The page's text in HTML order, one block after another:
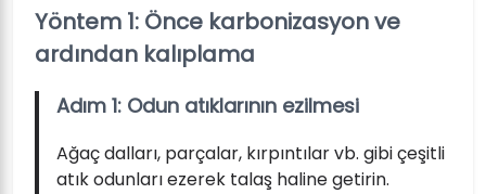
Yöntem 1: Önce karbonizasyon ve
ardından kalıplama
Adım 1: Odun atıklarının ezilmesi
Ağaç dalları, parçalar, kırpıntılar vb. gibi çeşitli
atık odunları ezerek talaş haline getirin.